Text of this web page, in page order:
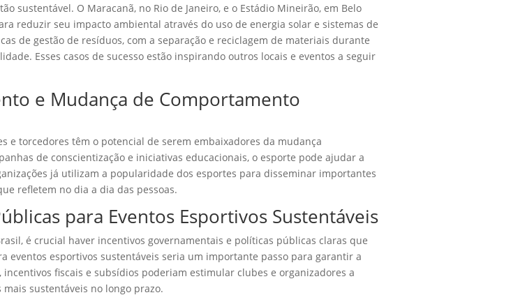
sustentável. O Maracanã, no Rio de Janeiro, e o Estádio Mineirão, em Belo
reduzir seu impacto ambiental através do uso de energia solar e sistemas de
de gestão de resíduos, com a separação e reciclagem de materiais durante
Esses casos de sucesso estão inspirando outros locais e eventos a seguir
e Mudança de Comportamento
e torcedores têm o potencial de serem embaixadores da mudança
de conscientização e iniciativas educacionais, o esporte pode ajudar a
já utilizam a popularidade dos esportes para disseminar importantes
refletem no dia a dia das pessoas.
para Eventos Esportivos Sustentáveis
é crucial haver incentivos governamentais e políticas públicas claras que
eventos esportivos sustentáveis seria um importante passo para garantir a
fiscais e subsídios poderiam estimular clubes e organizadores a
sustentáveis no longo prazo.